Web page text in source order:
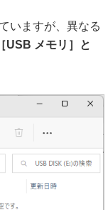
いますが、異なる
USB メモリ］と